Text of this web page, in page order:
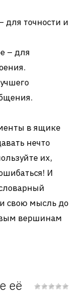
для точности и
– для
в ящике
нечто
их,
И
свою мысль до
вершинам
её